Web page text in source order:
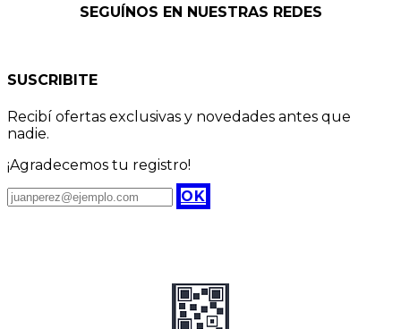
SEGUÍNOS EN NUESTRAS REDES
SUSCRIBITE
Recibí ofertas exclusivas y novedades antes que
nadie.
¡Agradecemos tu registro!
OK